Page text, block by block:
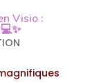
Visio :